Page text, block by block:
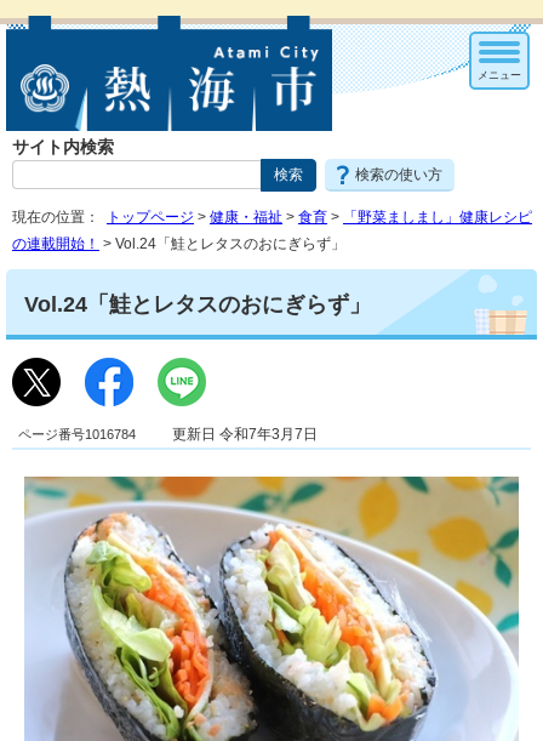
サイト内検索
検索の使い方
メニュー
現在の位置： トップページ > 健康・福祉 > 食育 >
「野菜ましまし」健康レシピ
の連載開始！ > Vol.24「鮭とレタスのおにぎらず」
Vol.24「鮭とレタスのおにぎらず」
ページ番号1016784 更新日 令和7年3月7日